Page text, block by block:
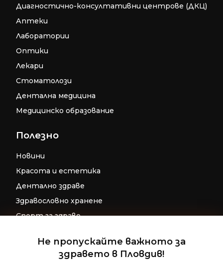
Управление на съгласие
Не пропускайте важното за
здравето в Пловдив!
Диагностично-консултативни центрове (ДКЦ)
Аптеки
Лаборатории
Оптики
Лекари
Стоматолози
Дентална медицина
Медицинско образование
Полезно
Новини
Красота и естетика
Дентално здраве
Здравословно хранене
Спорт за здраве
Репродуктивно здраве
Детско здраве